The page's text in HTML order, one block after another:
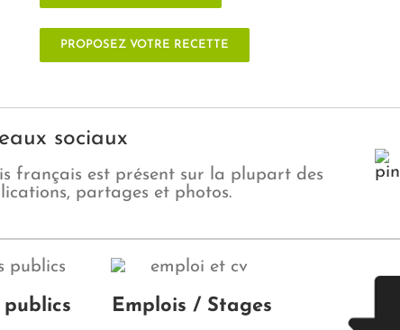
PROPOSEZ VOTRE RECETTE
sociaux
français est présent sur la plupart des
partages et photos.
publics Emplois / Stages